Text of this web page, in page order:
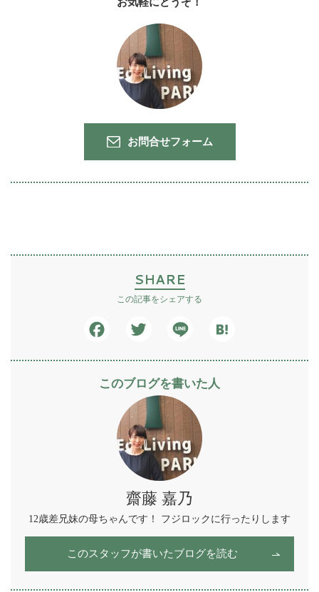
お問合せフォーム
SHARE
この記事をシェアする
このブログを書いた人
齋藤 嘉乃
12歳差兄妹の母ちゃんです！ フジロックに行ったりします
このスタッフが書いたブログを読む